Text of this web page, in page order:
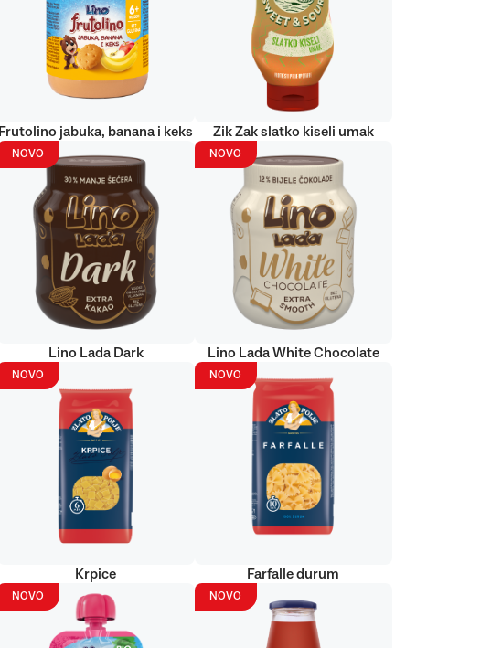
Frutolino jabuka, banana i keks Zik Zak slatko kiseli umak
NOVO
Lino Lada Dark
NOVO
Lino Lada White Chocolate
NOVO
Krpice
NOVO
Farfalle durum
NOVO NOVO